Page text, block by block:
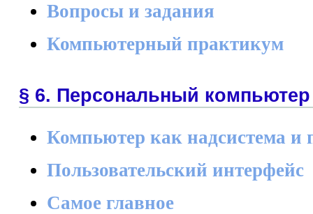
Вопросы и задания
Компьютерный практикум
§ 6. Персональный компьютер
Компьютер как надсистема и
Пользовательский интерфейс
Самое главное